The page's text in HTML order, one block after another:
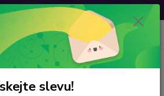
sleva: 20 % s kódemVAVRINEC20
Menu
CZK 0
za
slevu!